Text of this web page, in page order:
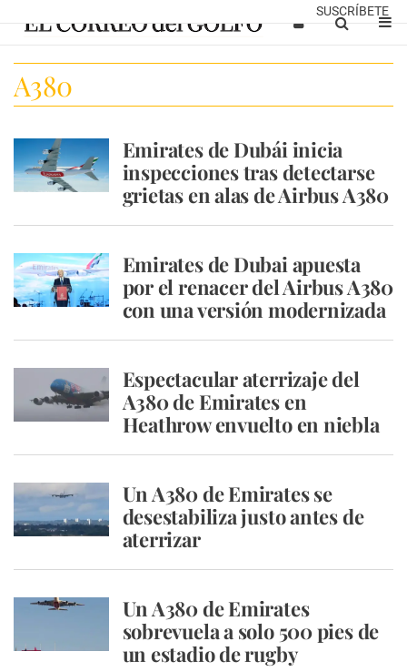
SUSCRÍBETE
A380
Emirates de Dubái inicia
inspecciones tras detectarse
grietas en alas de Airbus A380
Emirates de Dubai apuesta
por el renacer del Airbus A380
con una versión modernizada
Espectacular aterrizaje del
A380 de Emirates en
Heathrow envuelto en niebla
Un A380 de Emirates se
desestabiliza justo antes de
aterrizar
Un A380 de Emirates
sobrevuela a solo 500 pies de
un estadio de rugby